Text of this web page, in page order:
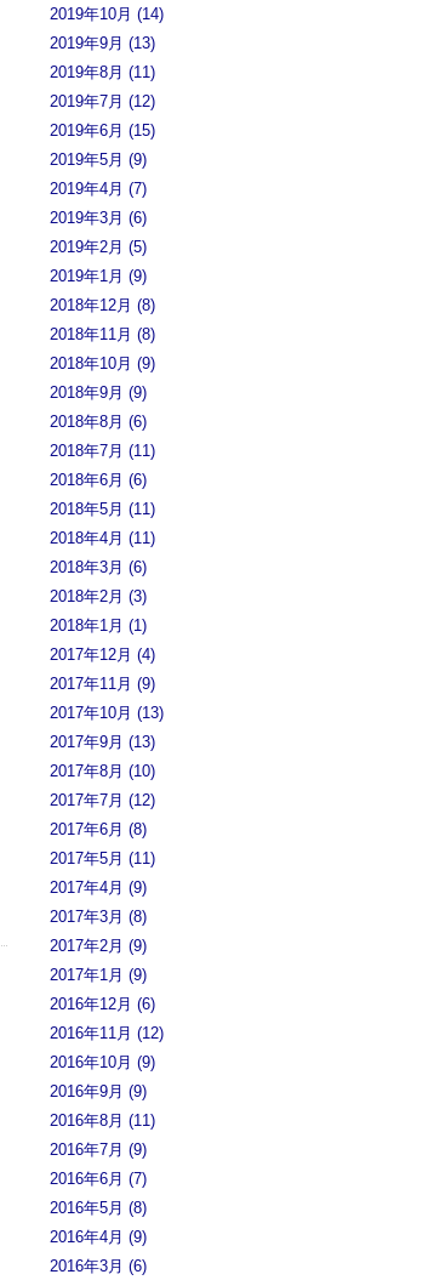
2019年10月 (14)
2019年9月 (13)
2019年8月 (11)
2019年7月 (12)
2019年6月 (15)
2019年5月 (9)
2019年4月 (7)
2019年3月 (6)
2019年2月 (5)
2019年1月 (9)
2018年12月 (8)
2018年11月 (8)
2018年10月 (9)
2018年9月 (9)
2018年8月 (6)
2018年7月 (11)
2018年6月 (6)
2018年5月 (11)
2018年4月 (11)
2018年3月 (6)
2018年2月 (3)
2018年1月 (1)
2017年12月 (4)
2017年11月 (9)
2017年10月 (13)
2017年9月 (13)
2017年8月 (10)
2017年7月 (12)
2017年6月 (8)
2017年5月 (11)
2017年4月 (9)
2017年3月 (8)
2017年2月 (9)
2017年1月 (9)
2016年12月 (6)
2016年11月 (12)
2016年10月 (9)
2016年9月 (9)
2016年8月 (11)
2016年7月 (9)
2016年6月 (7)
2016年5月 (8)
2016年4月 (9)
2016年3月 (6)